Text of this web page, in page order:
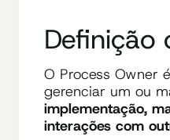
Definição
O Process Owner
gerenciar um ou
implementação,
interações com